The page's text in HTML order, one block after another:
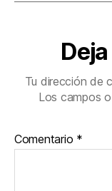
Tu dirección de
Los campos
Comentario *